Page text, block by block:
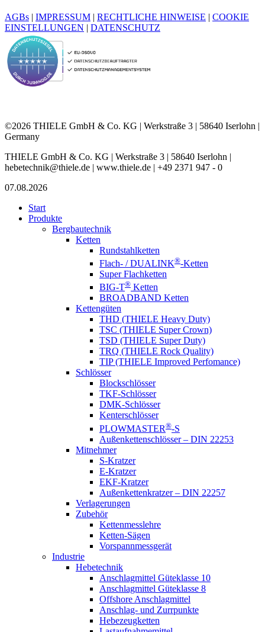
AGBs | IMPRESSUM | RECHTLICHE HINWEISE | COOKIE
EINSTELLUNGEN | DATENSCHUTZ
©2026 THIELE GmbH & Co. KG | Werkstraße 3 | 58640 Iserlohn |
Germany
THIELE GmbH & Co. KG | Werkstraße 3 | 58640 Iserlohn |
hebetechnik@thiele.de | www.thiele.de | +49 2371 947 - 0
07.08.2026
Start
Produkte
Bergbautechnik
Ketten
Rundstahlketten
Flach- / DUALINK®-Ketten
Super Flachketten
BIG-T® Ketten
BROADBAND Ketten
Kettengüten
THD (THIELE Heavy Duty)
TSC (THIELE Super Crown)
TSD (THIELE Super Duty)
TRQ (THIELE Rock Quality)
TIP (THIELE Improved Perfomance)
Schlösser
Blockschlösser
TKF-Schlösser
DMK-Schlösser
Kenterschlösser
PLOWMASTER®-S
Außenkettenschlösser – DIN 22253
Mitnehmer
S-Kratzer
E-Kratzer
EKF-Kratzer
Außenkettenkratzer – DIN 22257
Verlagerungen
Zubehör
Kettenmesslehre
Ketten-Sägen
Vorspannmessgerät
Industrie
Hebetechnik
Anschlagmittel Güteklasse 10
Anschlagmittel Güteklasse 8
Offshore Anschlagmittel
Anschlag- und Zurrpunkte
Hebezeugketten